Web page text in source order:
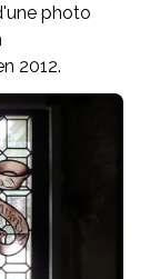
photo
2012.